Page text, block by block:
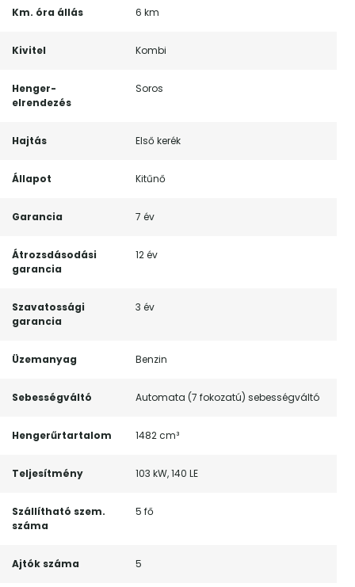
Km. óra állás 6 km
Kivitel Kombi
Henger-
elrendezés
Soros
Hajtás Első kerék
Állapot Kitűnő
Garancia 7 év
Átrozsdásodási
garancia
12 év
Szavatossági
garancia
3 év
Üzemanyag Benzin
Sebességváltó Automata (7 fokozatú) sebességváltó
Hengerűrtartalom 1482 cm³
Teljesítmény 103 kW, 140 LE
Szállítható szem.
száma
5 fő
Ajtók száma 5